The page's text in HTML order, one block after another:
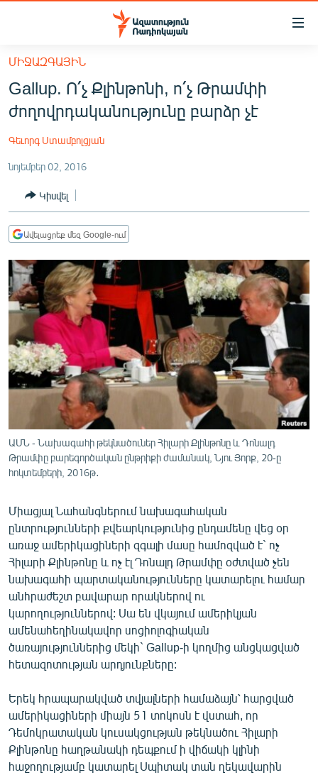
Մատչելիության
հիմնական
բովանդակությանը
Անցնել
հիմնական
մենյուին
ՀԱՅԱՍՏԱՆ
ՔԱՂԱՔԱԿԱՆ
ԸՆՏՐՈՒԹՅՈՒՆՆԵՐ 2026
ԻՐԱՎՈՒՆՔ
ՀԱՍԱՐԱԿՈՒԹՅՈՒՆ
ՏՆՏԵՍՈՒԹՅՈՒՆ
ՊԱՏԵՐԱԶՄԻ 6 ՇԱԲԱԹՆԵՐԸ
ՏԱՐԱԾԱՇՐՋԱՆ
ՄԻՋԱԶԳԱՅԻՆ
ՄՇԱԿՈՒՅԹ
ՍՊՈՐՏ
ՄԵԿՆԱԲԱՆՈՒԹՅՈՒՆ
ՏՏ ԵՒ ԻՆՏԵՐՆԵՏ
ԿՈՐՈՆԱՎԻՐՈՒՍ
ԱՐԽԻՎ
ՏԵՍԱՆՅՈՒԹԵՐ
ԲԱՆԱՎԵՃ
ՁԳՏԵԼՈՎ ԼԱՎԱԳՈՒՅՆԻՆ
ՓՈԴՔԱՍԹ
Հայերեն
English
Русский
ՀԵՏԵՎԵՔ ՄԵԶ
ՄԻՋԱԶԳԱՅԻՆ
Gallup. Ո՛չ Քլինթոնի, ո՛չ Թրամփի
ժողովրդականությունը բարձր չէ
Գեւորգ Ստամբոլցյան
նոյեմբեր 02, 2016
Կիսվել
Ավելացրեք մեզ Google-ում
ԱՄՆ - Նախագահի թեկնածուներ Հիլարի Քլինթոնը և Դոնալդ
Թրամփը բարեգործական ընթրիքի ժամանակ, Նյու Յորք, 20-ը
հոկտեմբերի, 2016թ․
Միացյալ Նահանգներում նախագահական
ընտրությունների քվեարկությունից ընդամենը վեց օր
առաջ ամերիկացիների զգալի մասը համոզված է` ոչ
Հիլարի Քլինթոնը և ոչ էլ Դոնալդ Թրամփը օժտված չեն
նախագահի պարտականությունները կատարելու համար
անհրաժեշտ բավարար որակներով ու
կարողություններով: Սա են վկայում ամերիկյան
ամենահեղինակավոր սոցիոլոգիական
ծառայություններից մեկի` Gallup-ի կողմից անցկացված
հետազոտության արդյունքները:
Երեկ հրապարակված տվյալների համաձայն՝ հարցված
ամերիկացիների միայն 51 տոկոսն է վստահ, որ
Դեմոկրատական կուսակցության թեկնածու Հիլարի
Քլինթոնը հաղթանակի դեպքում ի վիճակի կլինի
հաջողությամբ կատարել Սպիտակ տան ղեկավարին